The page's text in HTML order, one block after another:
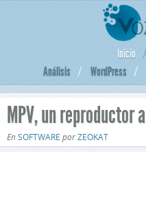
Inicio
Análisis
WordPress
MPV, un reproductor
EnSOFTWARE porZEOKAT